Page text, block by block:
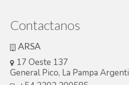
Contactanos
ARSA
17 Oeste 137
General Pico, La Pampa